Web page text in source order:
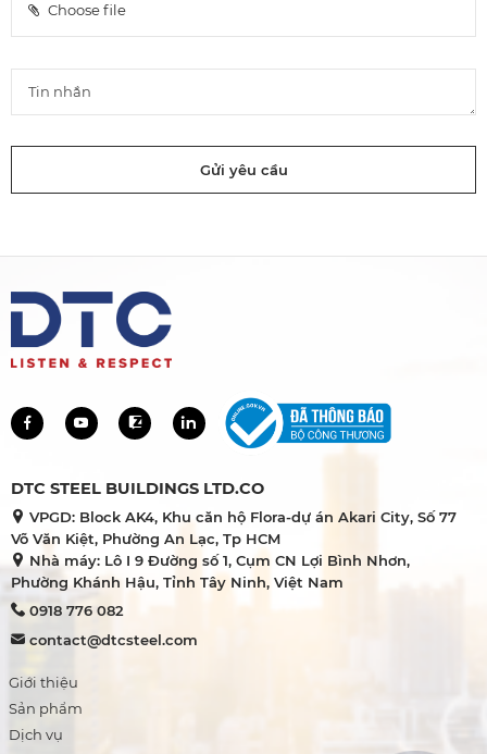
Choose file
Gửi yêu cầu
DTC STEEL BUILDINGS LTD.CO
VPGD: Block AK4, Khu căn hộ Flora-dự án Akari City, Số 77
Võ Văn Kiệt, Phường An Lạc, Tp HCM
Nhà máy: Lô I 9 Đường số 1, Cụm CN Lợi Bình Nhơn,
Phường Khánh Hậu, Tỉnh Tây Ninh, Việt Nam
0918 776 082
contact@dtcsteel.com
Giới thiệu
Sản phẩm
Dịch vụ